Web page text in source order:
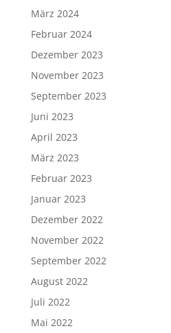
März 2024
Februar 2024
Dezember 2023
November 2023
September 2023
Juni 2023
April 2023
März 2023
Februar 2023
Januar 2023
Dezember 2022
November 2022
September 2022
August 2022
Juli 2022
Mai 2022